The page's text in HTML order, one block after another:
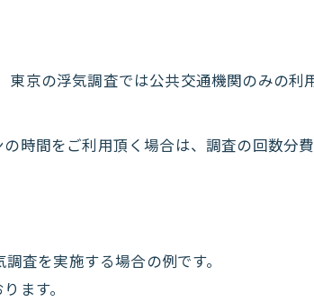
京の浮気調査では公共交通機関のみの利
間をご利用頂く場合は、調査の回数分費
査を実施する場合の例です。
ます。